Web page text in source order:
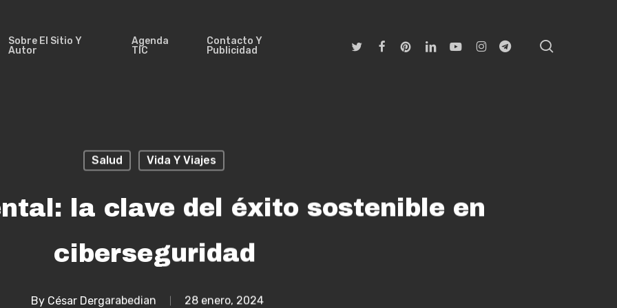
Sobre El Sitio Y
Autor
Agenda
TIC
Contacto Y
Publicidad
TwitterFacebookPinterestLinkedinYoutubeInstagramTelegram
Salud Vida Y Viajes
la clave del éxito sostenible en
ciberseguridad
By César Dergarabedian 28 enero, 2024